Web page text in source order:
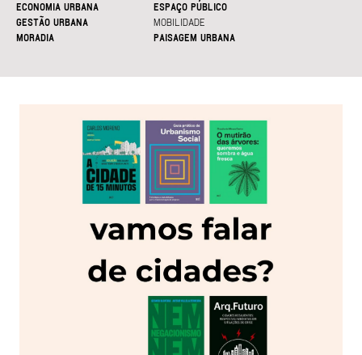
ECONOMIA URBANA
ESPAÇO PÚBLICO
GESTÃO URBANA
MOBILIDADE
MORADIA
PAISAGEM URBANA